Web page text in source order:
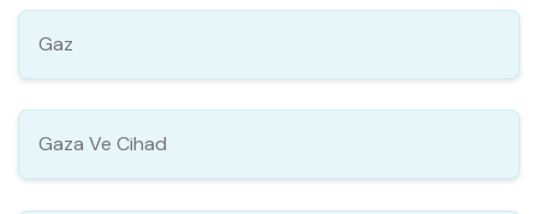
Gaz
Gaza Ve Cihad